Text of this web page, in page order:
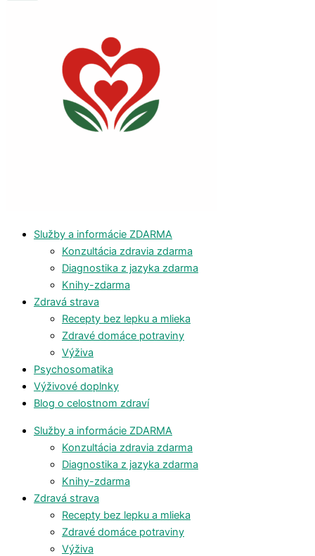
Služby a informácie ZDARMA
Konzultácia zdravia zdarma
Diagnostika z jazyka zdarma
Knihy-zdarma
Zdravá strava
Recepty bez lepku a mlieka
Zdravé domáce potraviny
Výživa
Psychosomatika
Výživové doplnky
Blog o celostnom zdraví
Služby a informácie ZDARMA
Konzultácia zdravia zdarma
Diagnostika z jazyka zdarma
Knihy-zdarma
Zdravá strava
Recepty bez lepku a mlieka
Zdravé domáce potraviny
Výživa